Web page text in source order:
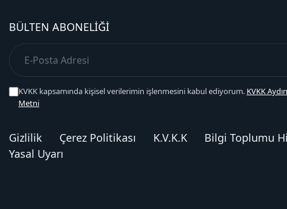
BÜLTEN ABONELIĞI
KVKK kapsamında kişisel verilerimin işlenmesini kabul ediyorum. KVKK
Metni
Gizlilik Çerez Politikası K.V.K.K
Bilgi Toplumu
Yasal Uyarı